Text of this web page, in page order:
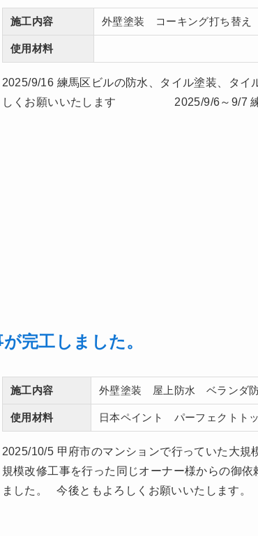
施工内容 外壁塗装 コーキング打ち替
使用材料
2025/9/16 練馬区ビルの防水、タイル塗装、タ
しくお願いいたします 2025/9/6～9/7 練馬
完工しました。
施工内容 外壁塗装 屋上防水 ベランダ
使用材料 日本ペイント パーフェクトト
2025/10/5 甲府市のマンションで行っていた大
規模改修工事を行った同じオーナー様からの御
ました。 今後ともよろしくお願いいたしま